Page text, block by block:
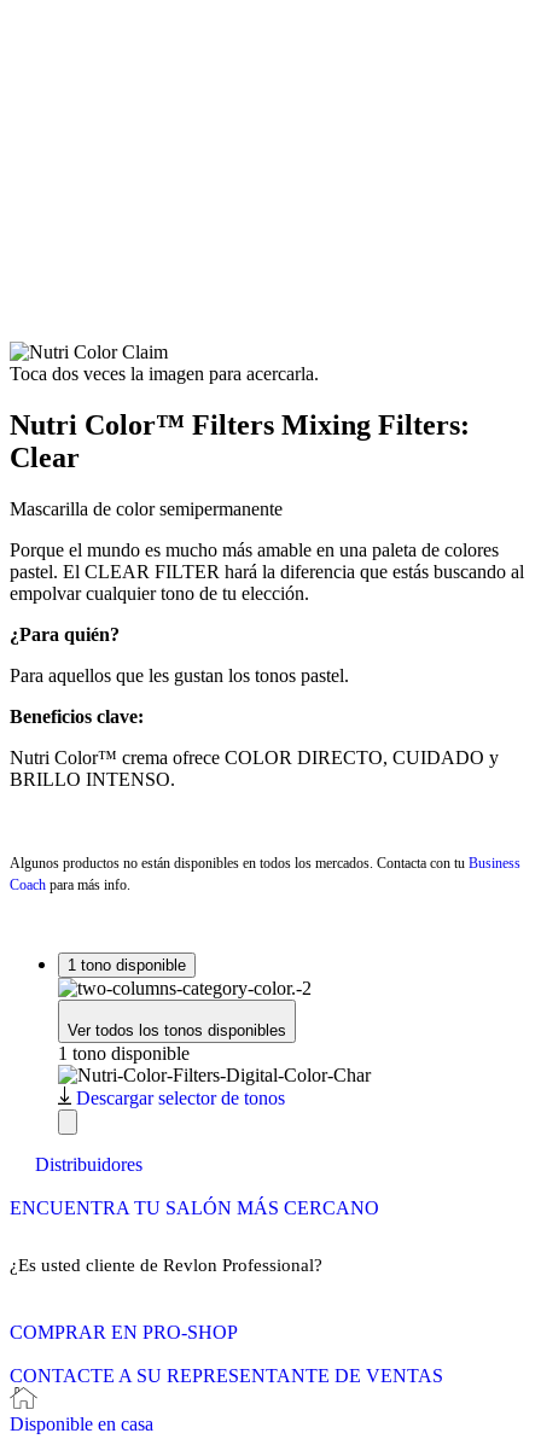
Toca dos veces la imagen para acercarla.
Nutri Color™ Filters Mixing Filters:
Clear
Mascarilla de color semipermanente
Porque el mundo es mucho más amable en una paleta de colores
pastel. El CLEAR FILTER hará la diferencia que estás buscando al
empolvar cualquier tono de tu elección.
¿Para quién?
Para aquellos que les gustan los tonos pastel.
Beneficios clave:
Nutri Color™ crema ofrece COLOR DIRECTO, CUIDADO y
BRILLO INTENSO.
Algunos productos no están disponibles en todos los mercados. Contacta con tu Business
Coach para más info.
1 tono disponible
Ver todos los tonos disponibles
1 tono disponible
Descargar selector de tonos
Distribuidores
ENCUENTRA TU SALÓN MÁS CERCANO
¿Es usted cliente de Revlon Professional?
COMPRAR EN PRO-SHOP
CONTACTE A SU REPRESENTANTE DE VENTAS
Disponible en casa